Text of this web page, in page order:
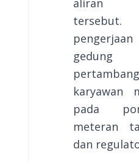
aliran
karyawan
pada
meteran
dan